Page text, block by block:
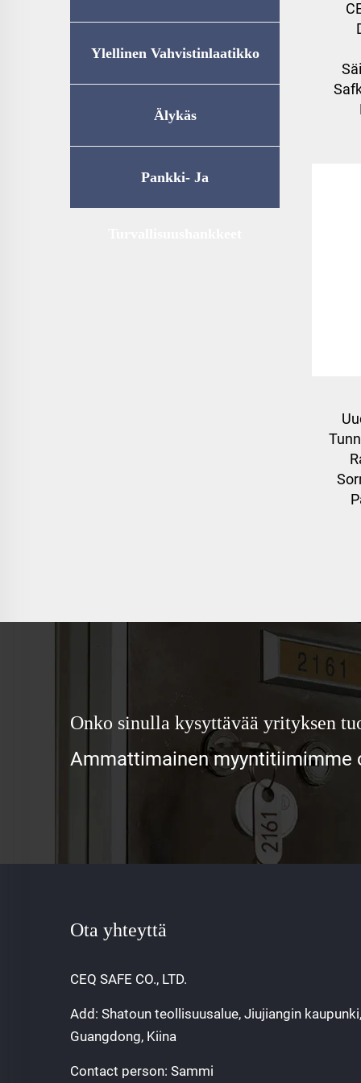
Ylellinen Vahvistinlaatikko
Älykäs
Kotitalousvarastointi
Pankki- Ja
Onko sinulla kysyttävää yrityksen
Ammattimainen myyntitiimimme
Ota yhteyttä
CEQ SAFE CO., LTD.
Add: Shatoun teollisuusalue, Jiujiangin
Guangdong, Kiina
Contact person: Sammi